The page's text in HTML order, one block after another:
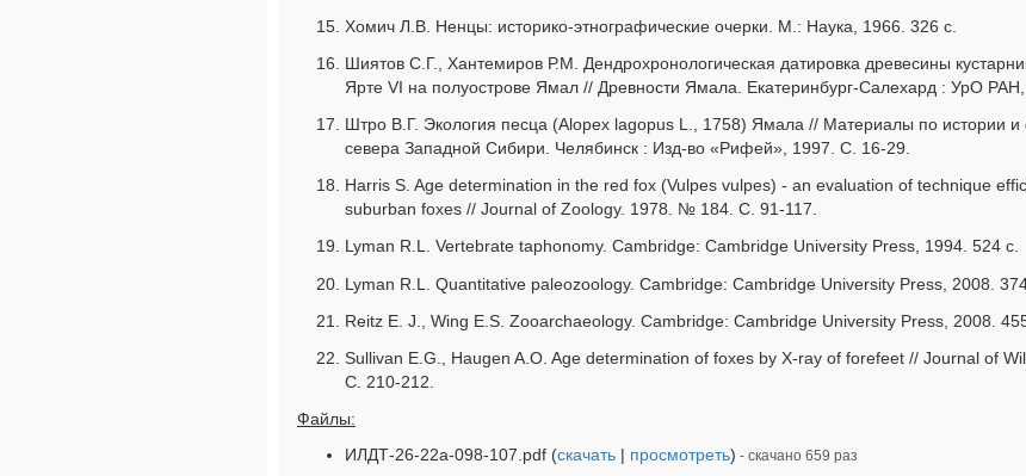
Хомич Л.В. Ненцы: историко-этнографические очерки. М.: Наука, 1966. 326 с.
Шиятов С.Г., Хантемиров Р.М. Дендрохронологическая датировка древесины
Ярте VI на полуострове Ямал // Древности Ямала. Екатеринбург-Салехард : УрО
Штро В.Г. Экология песца (Alopex lagopus L., 1758) Ямала // Материалы по истории
севера Западной Сибири. Челябинск : Изд-во «Рифей», 1997. С. 16-29.
Harris S. Age determination in the red fox (Vulpes vulpes) - an evaluation of technique
suburban foxes // Journal of Zoology. 1978. № 184. С. 91-117.
Lyman R.L. Vertebrate taphonomy. Cambridge: Cambridge University Press, 1994. 524 c.
Lyman R.L. Quantitative paleozoology. Cambridge: Cambridge University Press, 2008.
Reitz E. J., Wing E.S. Zooarchaeology. Cambridge: Cambridge University Press, 2008.
Sullivan E.G., Haugen A.O. Age determination of foxes by X-ray of forefeet // Journal of
C. 210-212.
Файлы:
ИЛДТ-26-22а-098-107.pdf (скачать | просмотреть) - скачано 659 раз